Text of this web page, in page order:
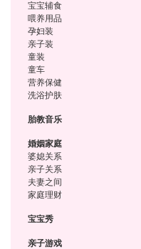
宝宝辅食
喂养用品
孕妇装
亲子装
童装
童车
营养保健
洗浴护肤
胎教音乐
婚姻家庭
婆媳关系
亲子关系
夫妻之间
家庭理财
宝宝秀
亲子游戏